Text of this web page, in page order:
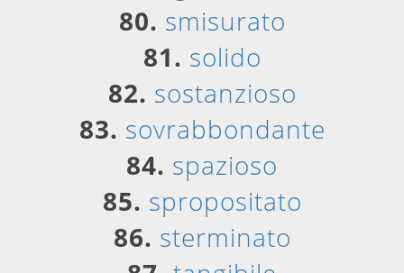
80. smisurato
81. solido
82. sostanzioso
83. sovrabbondante
84. spazioso
85. spropositato
86. sterminato